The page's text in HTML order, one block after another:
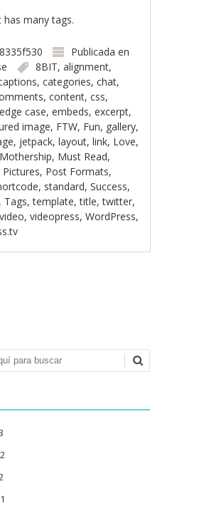
has many tags.
Publicada en
8BIT,alignment,
,categories,chat,
,content,css,
edge case,embeds,excerpt,
image, FTW, Fun, gallery,
, jetpack,layout,link, Love,
Mothership, Must Read,
Pictures, Post Formats,
, standard,Success,
, Tags,template,title,twitter,
video,videopress,WordPress,